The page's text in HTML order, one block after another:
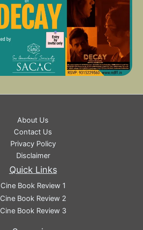
About Us
Contact Us
Privacy Policy
Disclaimer
Quick Links
Cine Book Review 1
Cine Book Review 2
Cine Book Review 3